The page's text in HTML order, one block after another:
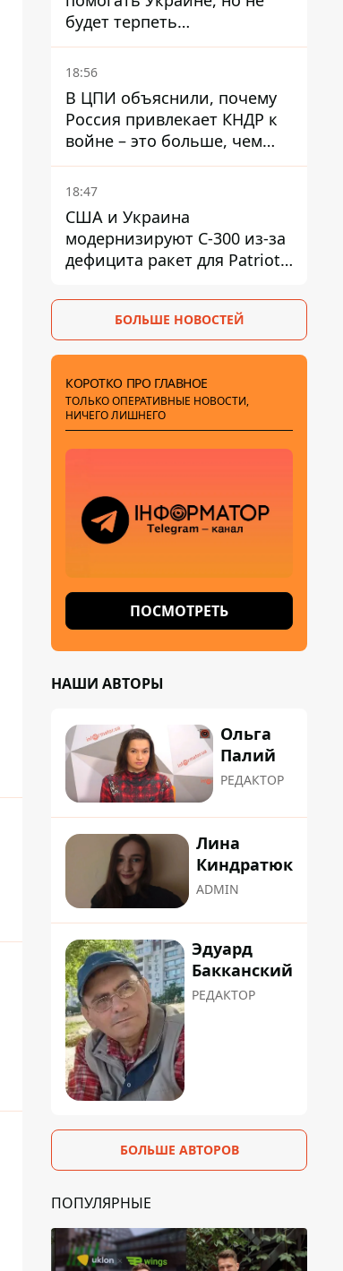
будет терпеть
"бандеровскую символику" -
Навроцкий
18:56
В ЦПИ объяснили, почему
Россия привлекает КНДР к
войне – это больше, чем
ракеты
18:47
США и Украина
модернизируют С-300 из-за
дефицита ракет для Patriot -
БОЛЬШЕ НОВОСТЕЙ
КОРОТКО ПРО ГЛАВНОЕ
ТОЛЬКО ОПЕРАТИВНЫЕ НОВОСТИ,
НИЧЕГО ЛИШНЕГО
ПОСМОТРЕТЬ
НАШИ АВТОРЫ
Ольга
Палий
РЕДАКТОР
Лина
Киндратюк
ADMIN
Эдуард
Бакканский
РЕДАКТОР
БОЛЬШЕ АВТОРОВ
ПОПУЛЯРНЫЕ